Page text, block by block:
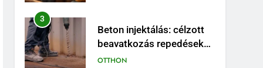
3
Beton injektálás: célzott
beavatkozás repedések
és szivárgások esetén
OTTHON